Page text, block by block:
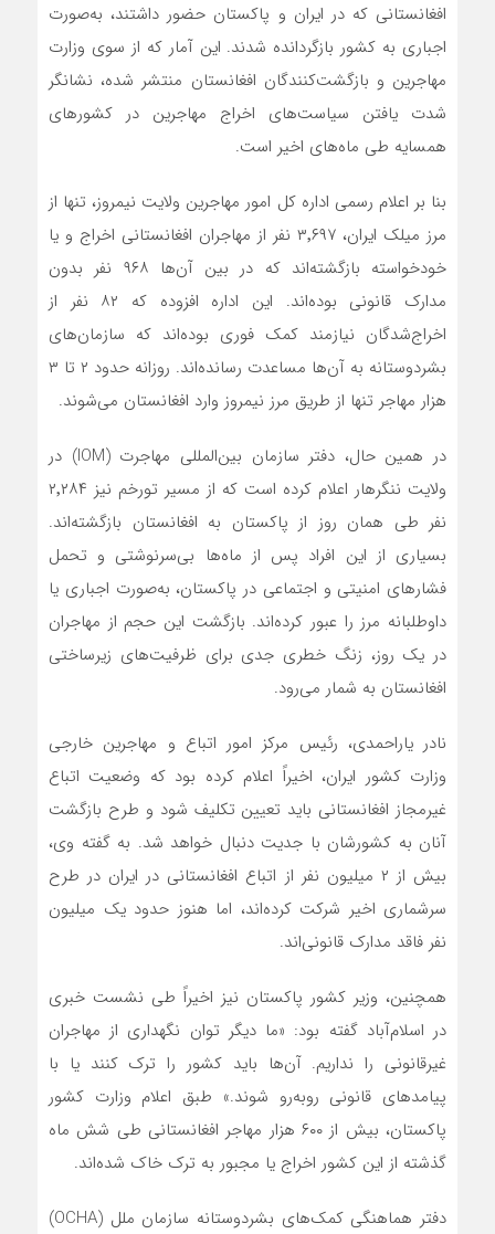
افغانستانی که در ایران و پاکستان حضور داشتند، به‌صورت
اجباری به کشور بازگردانده شدند. این آمار که از سوی وزارت
مهاجرین و بازگشت‌کنندگان افغانستان منتشر شده، نشانگر
شدت یافتن سیاست‌های اخراج مهاجرین در کشورهای
همسایه طی ماه‌های اخیر است.
بنا بر اعلام رسمی اداره کل امور مهاجرین ولایت نیمروز، تنها از
مرز میلک ایران، ۳٬۶۹۷ نفر از مهاجران افغانستانی اخراج و یا
خودخواسته بازگشته‌اند که در بین آن‌ها ۹۶۸ نفر بدون
مدارک قانونی بوده‌اند. این اداره افزوده که ۸۲ نفر از
اخراج‌شدگان نیازمند کمک فوری بوده‌اند که سازمان‌های
بشردوستانه به آن‌ها مساعدت رسانده‌اند. روزانه حدود ۲ تا ۳
هزار مهاجر تنها از طریق مرز نیمروز وارد افغانستان می‌شوند.
در همین حال، دفتر سازمان بین‌المللی مهاجرت (IOM) در
ولایت ننگرهار اعلام کرده است که از مسیر تورخم نیز ۲٬۲۸۴
نفر طی همان روز از پاکستان به افغانستان بازگشته‌اند.
بسیاری از این افراد پس از ماه‌ها بی‌سرنوشتی و تحمل
فشارهای امنیتی و اجتماعی در پاکستان، به‌صورت اجباری یا
داوطلبانه مرز را عبور کرده‌اند. بازگشت این حجم از مهاجران
در یک روز، زنگ خطری جدی برای ظرفیت‌های زیرساختی
افغانستان به شمار می‌رود.
نادر یاراحمدی، رئیس مرکز امور اتباع و مهاجرین خارجی
وزارت کشور ایران، اخیراً اعلام کرده بود که وضعیت اتباع
غیرمجاز افغانستانی باید تعیین تکلیف شود و طرح بازگشت
آنان به کشورشان با جدیت دنبال خواهد شد. به گفته وی،
بیش از ۲ میلیون نفر از اتباع افغانستانی در ایران در طرح
سرشماری اخیر شرکت کرده‌اند، اما هنوز حدود یک میلیون
نفر فاقد مدارک قانونی‌اند.
همچنین، وزیر کشور پاکستان نیز اخیراً طی نشست خبری
در اسلام‌آباد گفته بود: «ما دیگر توان نگهداری از مهاجران
غیرقانونی را نداریم. آن‌ها باید کشور را ترک کنند یا با
پیامدهای قانونی روبه‌رو شوند.» طبق اعلام وزارت کشور
پاکستان، بیش از ۶۰۰ هزار مهاجر افغانستانی طی شش ماه
گذشته از این کشور اخراج یا مجبور به ترک خاک شده‌اند.
دفتر هماهنگی کمک‌های بشردوستانه سازمان ملل (OCHA)